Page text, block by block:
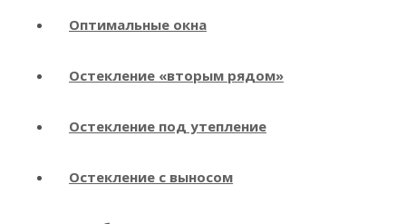
Оптимальные окна
Остекление «вторым рядом»
Остекление под утепление
Остекление с выносом